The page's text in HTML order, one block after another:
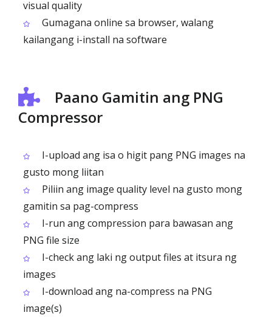
visual quality
Gumagana online sa browser, walang
kailangang i-install na software
Paano Gamitin ang PNG
Compressor
I-upload ang isa o higit pang PNG images na
gusto mong liitan
Piliin ang image quality level na gusto mong
gamitin sa pag-compress
I-run ang compression para bawasan ang
PNG file size
I-check ang laki ng output files at itsura ng
images
I-download ang na-compress na PNG
image(s)